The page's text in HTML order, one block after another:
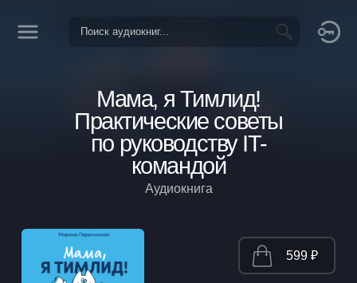
Мама, я Тимлид!
Практические советы
по руководству IT-
командой
Аудиокнига
599 ₽